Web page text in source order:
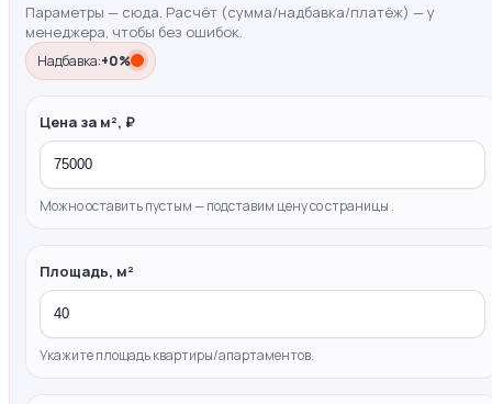
Параметры — сюда. Расчёт (сумма/надбавка/платёж) — у
менеджера, чтобы без ошибок.
Надбавка:+0%
Цена за м², ₽
Можно оставить пустым — подставим цену со страницы .
Площадь, м²
Укажите площадь квартиры/апартаментов.